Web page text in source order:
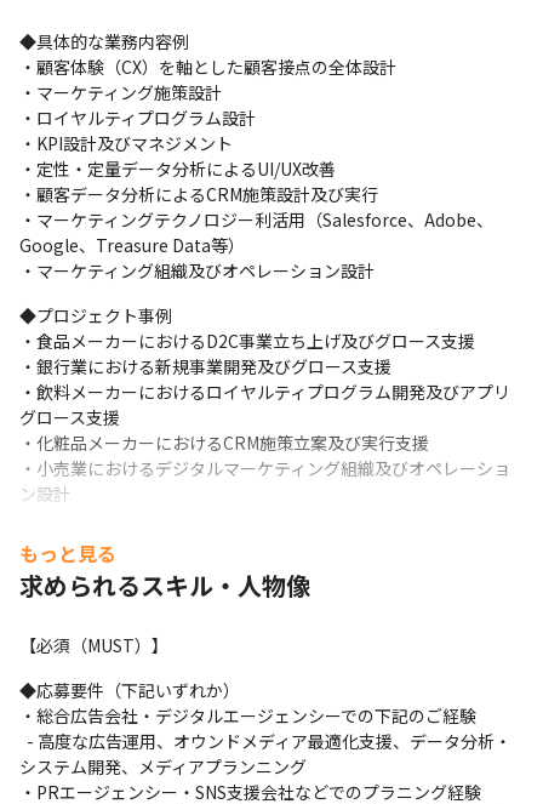
◆具体的な業務内容例
・顧客体験（CX）を軸とした顧客接点の全体設計
・マーケティング施策設計
・ロイヤルティプログラム設計
・KPI設計及びマネジメント
・定性・定量データ分析によるUI/UX改善
・顧客データ分析によるCRM施策設計及び実行
・マーケティングテクノロジー利活用（Salesforce、Adobe、
Google、Treasure Data等）
・マーケティング組織及びオペレーション設計
◆プロジェクト事例
・食品メーカーにおけるD2C事業立ち上げ及びグロース支援
・銀行業における新規事業開発及びグロース支援
・飲料メーカーにおけるロイヤルティプログラム開発及びアプリ
グロース支援
・化粧品メーカーにおけるCRM施策立案及び実行支援
・小売業におけるデジタルマーケティング組織及びオペレーショ
ン設計
もっと見る
求められるスキル・人物像
【必須（MUST）】
◆応募要件（下記いずれか）
・総合広告会社・デジタルエージェンシーでの下記のご経験
システム開発、メディアプランニング
・PRエージェンシー・SNS支援会社などでのプラニング経験